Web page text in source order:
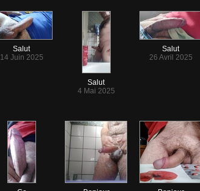
Salut
14 Juin 2025
Salut
4 Mai 2025
Salut
26 Avril 2025